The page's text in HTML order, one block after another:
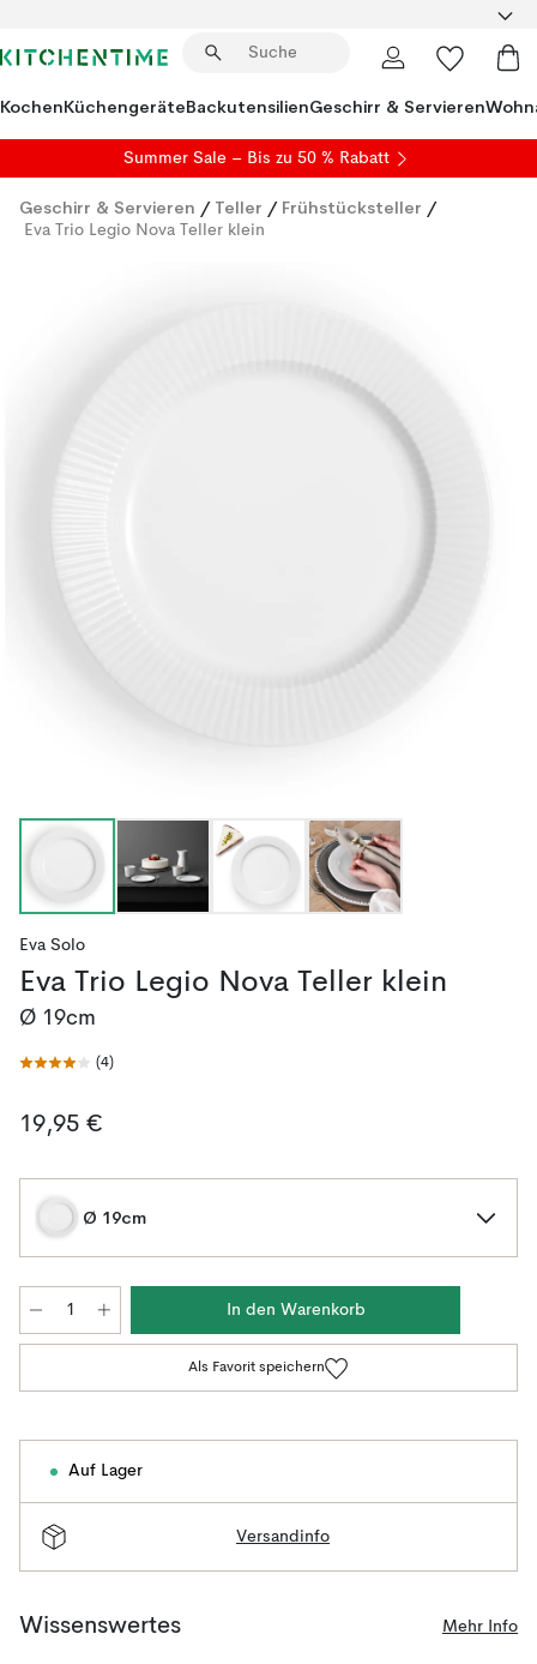
KochenKüchengeräteBackutensilienGeschirr & Servieren
Summer Sale – Bis zu 50 % Rabatt
Geschirr & Servieren / Teller / Frühstücksteller /
Eva Trio Legio Nova Teller klein
Eva Solo
Eva Trio Legio Nova Teller klein
Ø 19cm
(4)
19,95 €
Ø 19cm
In den Warenkorb
Als Favorit speichern
Auf Lager
Versandinfo
Wissenswertes Mehr Info